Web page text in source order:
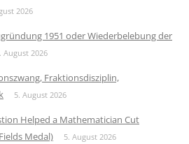
2026
1951 oder Wiederbelebung der
August 2026
Fraktionsdisziplin,
5. August 2026
Helped a Mathematician Cut
Medal)
5. August 2026